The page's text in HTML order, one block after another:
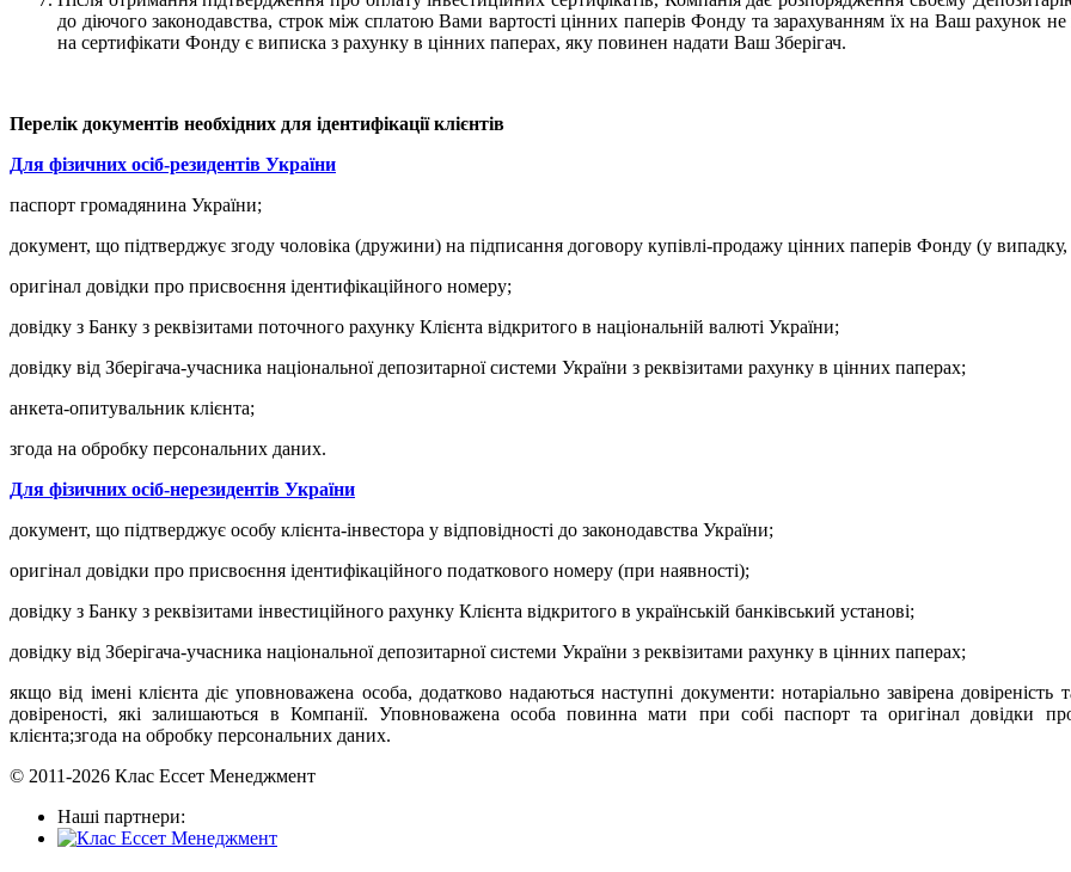
до діючого законодавства, строк між сплатою Вами вартості цінних паперів Фонду та зарахуванням їх на Ваш рахунок
на сертифікати Фонду є виписка з рахунку в цінних паперах, яку повинен надати Ваш Зберігач.
Перелік документів необхідних для ідентифікації клієнтів
Для фізичних осіб-резидентів України
паспорт громадянина України;
документ, що підтверджує згоду чоловіка (дружини) на підписання договору купівлі-продажу цінних паперів Фонду (у
оригінал довідки про присвоєння ідентифікаційного номеру;
довідку з Банку з реквізитами поточного рахунку Клієнта відкритого в національній валюті України;
довідку від Зберігача-учасника національної депозитарної системи України з реквізитами рахунку в цінних паперах;
анкета-опитувальник клієнта;
згода на обробку персональних даних.
Для фізичних осіб-нерезидентів України
документ, що підтверджує особу клієнта-інвестора у відповідності до законодавства України;
оригінал довідки про присвоєння ідентифікаційного податкового номеру (при наявності);
довідку з Банку з реквізитами інвестиційного рахунку Клієнта відкритого в українській банківський установі;
довідку від Зберігача-учасника національної депозитарної системи України з реквізитами рахунку в цінних паперах;
якщо від імені клієнта діє уповноважена особа, додатково надаються наступні документи: нотаріально завірена довіреність та
довіреності, які залишаються в Компанії. Уповноважена особа повинна мати при собі паспорт та оригінал довідки
клієнта;згода на обробку персональних даних.
© 2011-2026 Клас Ессет Менеджмент
Наші партнери: